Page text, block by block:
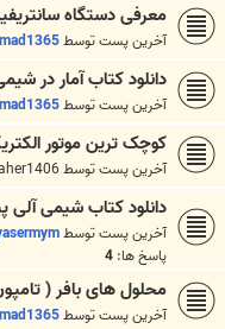
معرفی دستگاه
آخرین پست توسط
دانلود کتاب آمار در
آخرین پست توسط
کوچک ‌ترین موتور
آخرین پست توسط
دانلود کتاب شیمی آلی
آخرین پست توسطyasermym
پاسخ ها: 4
محلول های بافر (
آخرین پست توسط